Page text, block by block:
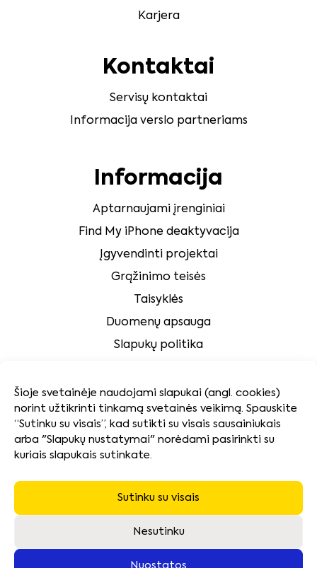
Šioje svetainėje naudojami slapukai (angl. cookies)
norint užtikrinti tinkamą svetainės veikimą. Spauskite
“Sutinku su visais”, kad sutikti su visais sausainiukais
arba "Slapukų nustatymai" norėdami pasirinkti su
kuriais slapukais sutinkate.
Sutinku su visais
Nesutinku
Nuostatos
Karjera
Kontaktai
Servisų kontaktai
Informacija verslo partneriams
Informacija
Aptarnaujami įrenginiai
Find My iPhone deaktyvacija
Įgyvendinti projektai
Grąžinimo teisės
Taisyklės
Duomenų apsauga
Slapukų politika
Tvarumas
Kokybės ir aplinkosaugos politika
Naudotų baterijų surinkimas ir pakuočių atliekų
tvarkymas
Neatsiimtos įrangos utilizavimas